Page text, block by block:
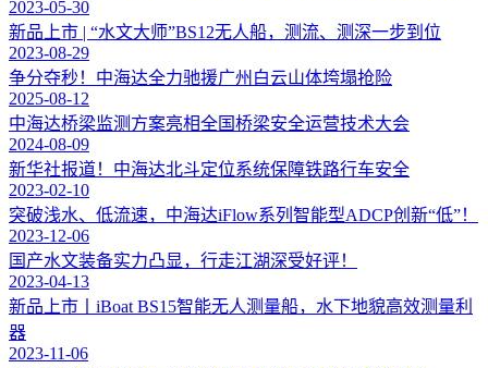
2023-05-30
新品上市 | “水文大师”BS12无人船，测流、测深一步到位
2023-08-29
争分夺秒！中海达全力驰援广州白云山体垮塌抢险
2025-08-12
中海达桥梁监测方案亮相全国桥梁安全运营技术大会
2024-08-09
新华社报道！中海达北斗定位系统保障铁路行车安全
2023-02-10
突破浅水、低流速，中海达iFlow系列智能型ADCP创新“低”！
2023-12-06
国产水文装备实力凸显，行走江湖深受好评！
2023-04-13
新品上市丨iBoat BS15智能无人测量船，水下地貌高效测量利
器
2023-11-06